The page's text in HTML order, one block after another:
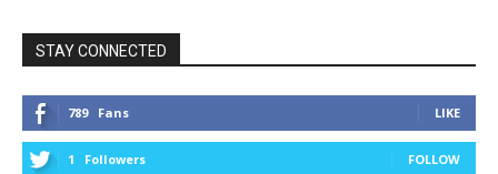
STAY CONNECTED
789 Fans LIKE
1 Followers FOLLOW